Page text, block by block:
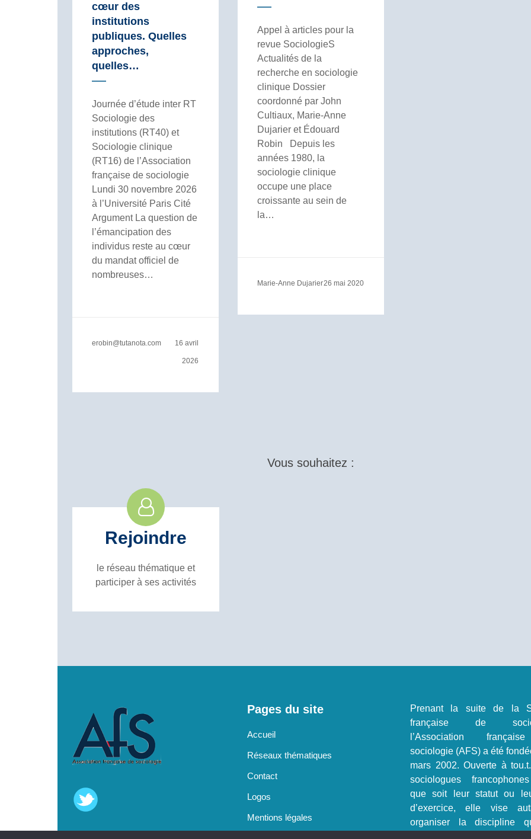
cœur des
institutions
publiques. Quelles
approches,
quelles…
Journée d’étude inter RT
Sociologie des
institutions (RT40) et
Sociologie clinique
(RT16) de l’Association
française de sociologie
Lundi 30 novembre 2026
à l’Université Paris Cité
Argument La question de
l’émancipation des
individus reste au cœur
du mandat officiel de
nombreuses…
erobin@tutanota.com 16 avril
2026
Appel à articles pour la
revue SociologieS
Actualités de la
recherche en sociologie
clinique Dossier
coordonné par John
Cultiaux, Marie-Anne
Dujarier et Édouard
Robin Depuis les
années 1980, la
sociologie clinique
occupe une place
croissante au sein de
la…
Marie-Anne Dujarier26 mai 2020
Vous souhaitez :
Rejoindre
le réseau thématique et
participer à ses activités
Pages du site
Accueil
Réseaux thématiques
Contact
Logos
Mentions légales
Prenant la suite de la
française de
l’Association
sociologie (AFS) a été
mars 2002. Ouverte à
sociologues
que soit leur statut ou
d’exercice, elle vise
organiser la discipline